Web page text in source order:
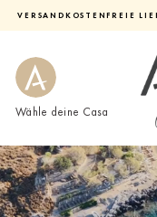
VERSANDKOSTENFREIE
Wähle deine Casa